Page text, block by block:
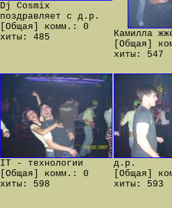
Dj Cosmix
поздравляет с д.р.
[Общая] комм.: 0
хиты: 485
Камилла
[Общая]
хиты: 547
IT - технологии
[Общая] комм.: 0
хиты: 598
д.р.
[Общая]
хиты: 593